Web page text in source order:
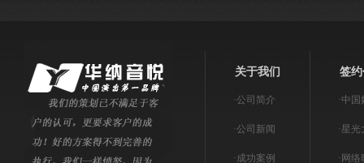
关于我们
·公司简介
·公司新闻
·成功案例
签
·中国
·星光
· 网络